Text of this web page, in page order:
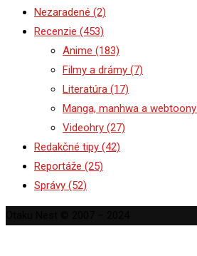
Nezaradené (2)
Recenzie (453)
Anime (183)
Filmy a drámy (7)
Literatúra (17)
Manga, manhwa a webtoony
Videohry (27)
Redakčné tipy (42)
Reportáže (25)
Správy (52)